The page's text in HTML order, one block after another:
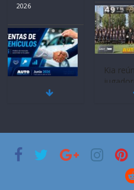
2026
Mercado
historia
11 de julio de
Kia
fútbol
2026